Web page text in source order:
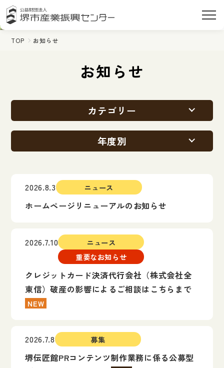
TOP お知らせ
お知らせ
カテゴリー
年度別
2026.8.3 ニュース
ホームページリニューアルのお知らせ
2026.7.10
ニュース
重要なお知らせ
クレジットカード決済代行会社（株式会社全
東信）破産の影響によるご相談はこちらまで
NEW
2026.7.8 募集
堺伝匠館PRコンテンツ制作業務に係る公募型